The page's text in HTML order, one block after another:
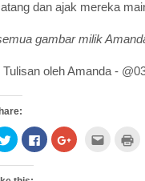
dan ajak mereka
gambar milik
Tulisan oleh Amanda -
Click
to
share
on
Twitter
Click
to
share
Click
to
Click
Click